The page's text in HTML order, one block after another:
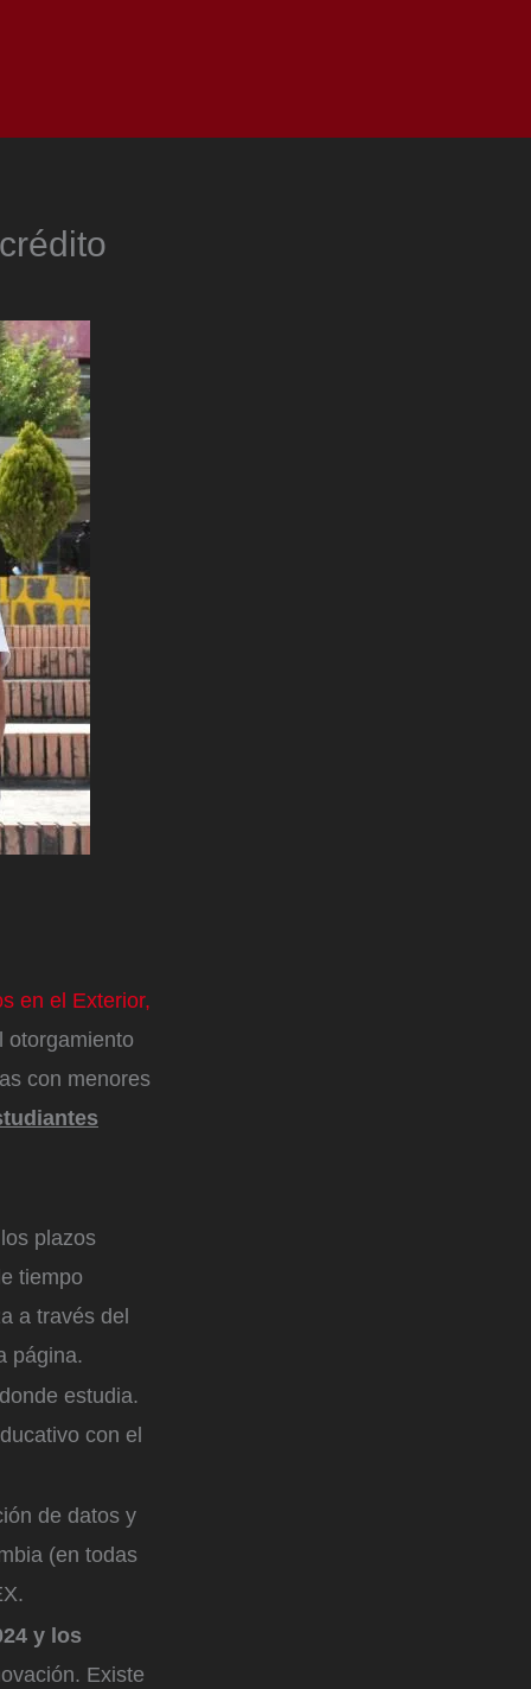
en el Exterior,
otorgamiento
con menores
plazos
tiempo
a través del
página.
estudia.
con el
de datos y
(en todas
y los
Existe